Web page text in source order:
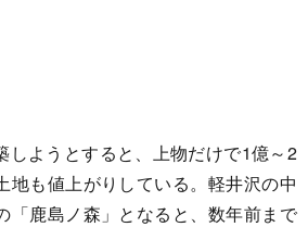
ようとすると、上物だけで1億～2
地も値上がりしている。軽井沢の中
「鹿島ノ森」となると、数年前まで